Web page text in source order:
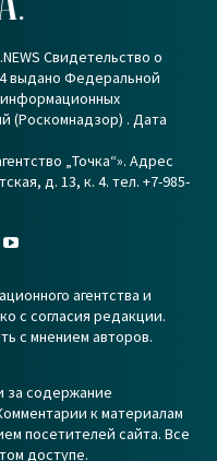
Свидетельство о
выдано Федеральной
(Роскомнадзор) . Дата
„Точка“». Адрес
д. 13, к. 4. тел. +7-985-
агентства и
с согласия редакции.
с мнением авторов.
за содержание
к материалам
посетителей сайта. Все
доступе.